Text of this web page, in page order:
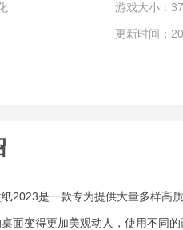
游戏大小：
更新时间：
2023是一款专为提供大量多样高
面变得更加美观动人，使用不同